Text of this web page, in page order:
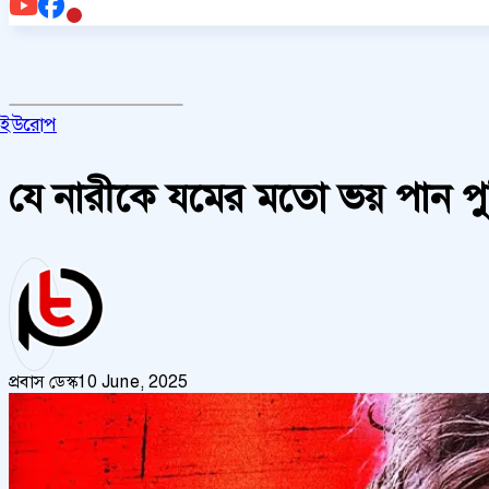
ইউরোপ
যে নারীকে যমের মতো ভয় পান
প্রবাস ডেস্ক10 June, 2025